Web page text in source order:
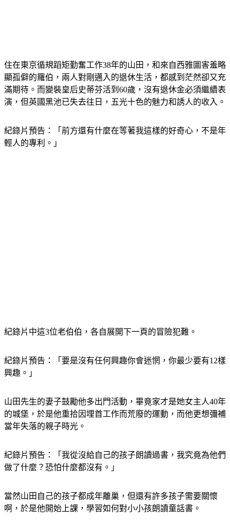
住在東京循規蹈矩勤奮工作38年的山田，和來自西雅圖害羞略
顯孤僻的羅伯，兩人對剛邁入的退休生活，都感到茫然卻又充
滿期待。而變裝皇后史蒂芬活到60歲，沒有退休金必須繼續表
演，但英國黑池已失去往日，五光十色的魅力和誘人的收入。
紀錄片預告：「前方還有什麼在等著我這樣的好奇心，不是年
輕人的專利。」
紀錄片中這3位老伯伯，各自展開下一頁的冒險犯難。
紀錄片預告：「要是沒有任何興趣你會迷惘，你最少要有12樣
興趣。」
山田先生的妻子鼓勵他多出門活動，畢竟家才是她女主人40年
的城堡，於是他重拾因埋首工作而荒廢的運動，而他更想彌補
當年失落的親子時光。
紀錄片預告：「我從沒給自己的孩子朗讀過書，我究竟為他們
做了什麼？恐怕什麼都沒有。」
當然山田自己的孩子都成年離巢，但還有許多孩子需要關懷
啊，於是他開始上課，學習如何對小小孩朗讀童話書。